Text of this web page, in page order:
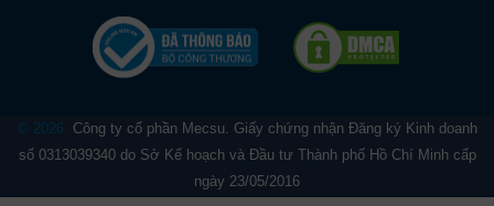
© 2026. Công ty cổ phần Mecsu. Giấy chứng nhận Đăng ký Kinh doanh
số 0313039340 do Sở Kế hoạch và Đầu tư Thành phố Hồ Chí Minh cấp
ngày 23/05/2016